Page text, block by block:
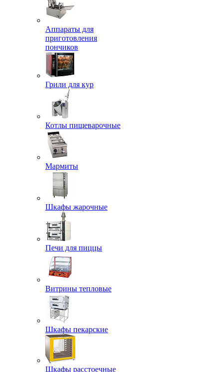
Аппараты для
приготовления
пончиков
Грили для кур
Котлы пищеварочные
Мармиты
Шкафы жарочные
Печи для пиццы
Витрины тепловые
Шкафы пекарские
Шкафы расстоечные